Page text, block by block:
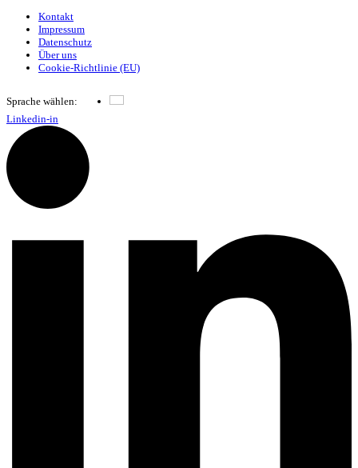
Kontakt
Impressum
Datenschutz
Über uns
Cookie-Richtlinie (EU)
Sprache wählen:
Linkedin-in